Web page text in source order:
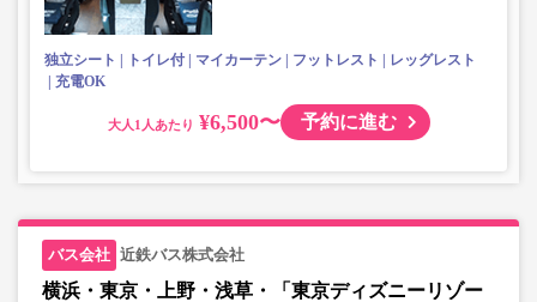
上記「トランクにてお預かりできる荷物」の条件を満たさ
独立シート トイレ付 マイカーテン フットレスト
レッグレスト
充電OK
大人 ¥6,500〜 予約に進む
近鉄バス株式会社
横浜・東京・上野・浅草・「東京ディズニーリゾー